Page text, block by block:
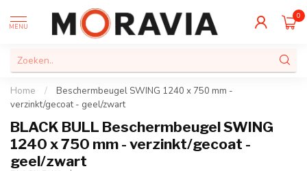
MENU
0
Home /
Beschermbeugel SWING 1240 x 750 mm -
verzinkt/gecoat - geel/zwart
BLACK BULL Beschermbeugel SWING
1240 x 750 mm - verzinkt/gecoat -
geel/zwart